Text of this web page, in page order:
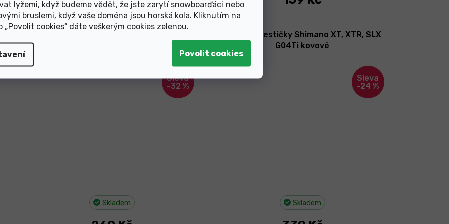
lyžemi, když budeme vědět, že jste zarytí snowboarďáci nebo
bruslemi, když vaše doména jsou horská kola. Kliknutím na
„Povolit cookies“ dáte veškerým cookies zelenou.
–32 %
Skladem
–24 %
Brzdové destičky Shimano XT, XTR, SLX
G04Ti kovové
Skladem